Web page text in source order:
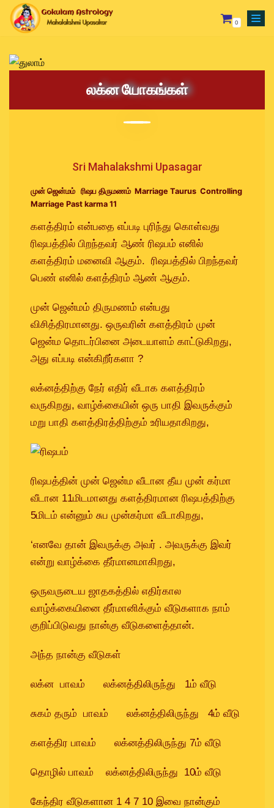
Skip
content
0
Your Astrologer
Astrology Services
Our Achievements
Track Records
Testimonials
Blog
Contact us
Creating Horoscope
Marriage Compatibility
Career Report
Naming or Name Change
3 Years Complete Prediction
Vasthu Complete Planning
Vasthu Consultation
Kadagam
Simmam
Kanni
Thulaam
Viruchigam
Magaram
Kumbam
Meenam
Lost password
லக்ன யோகங்கள்
Sri Mahalakshmi Upasagar
முன் ஜென்மம் ரிஷப திருமணம் Marriage Taurus Controlling
Marriage Past karma 11
களத்திரம் என்பதை எப்படி புரிந்து கொள்வது
ரிஷபத்தில் பிறந்தவர் ஆண் ரிஷபம் எனில்
களத்திரம் மனைவி ஆகும். ரிஷபத்தில் பிறந்தவர்
பெண் எனில் களத்திரம் ஆண் ஆகும்.
முன் ஜென்மம் திருமணம் என்பது
விசித்திரமானது. ஒருவரின் களத்திரம் முன்
ஜென்ம தொடர்பினை அடையாளம் காட்டுகிறது,
அது எப்படி என்கிறீர்களா ?
லக்னத்திற்கு நேர் எதிர் வீடாக களத்திரம்
வருகிறது, வாழ்க்கையின் ஒரு பாதி இவருக்கும்
மறு பாதி களத்திரத்திற்கும் உரியதாகிறது,
ரிஷபத்தின் முன் ஜென்ம வீடான தீய முன் கர்மா
வீடான 11மிடமானது களத்திரமான ரிஷபத்திற்கு
5மிடம் என்னும் சுப முன்கர்மா வீடாகிறது,
‘எனவே தான் இவருக்கு அவர் . அவருக்கு இவர்
என்று வாழ்க்கை தீர்மானமாகிறது,
ஒருவருடைய ஜாதகத்தில் எதிர்கால
வாழ்க்கையினை தீர்மானிக்கும் வீடுகளாக நாம்
குறிப்பிடுவது நான்கு வீடுகளைத்தான்.
அந்த நான்கு வீடுகள்
லக்ன பாவம் லக்னத்திலிருந்து 1ம் வீடு
சுகம் தரும் பாவம் லக்னத்திலிருந்து 4ம் வீடு
களத்திர பாவம் லக்னத்திலிருந்து 7ம் வீடு
தொழில் பாவம் லக்னத்திலிருந்து 10ம் வீடு
கேந்திர வீடுகளான 1 4 7 10 இவை நான்கும்